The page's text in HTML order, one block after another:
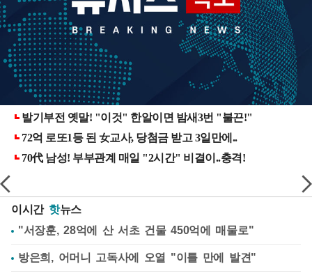
이시간 핫뉴스
"서장훈, 28억에 산 서초 건물 450억에 매물로"
방은희, 어머니 고독사에 오열 "이틀 만에 발견"